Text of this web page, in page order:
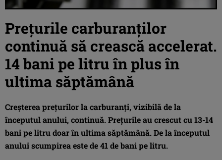
Prețurile carburanților
continuă să crească accelerat.
14 bani pe litru în plus în
ultima săptămână
Creșterea prețurilor la carburanți, vizibilă de la
începutul anului, continuă. Prețurile au crescut cu 13-14
bani pe litru doar în ultima săptămână. De la începutul
anului scumpirea este de 41 de bani pe litru.